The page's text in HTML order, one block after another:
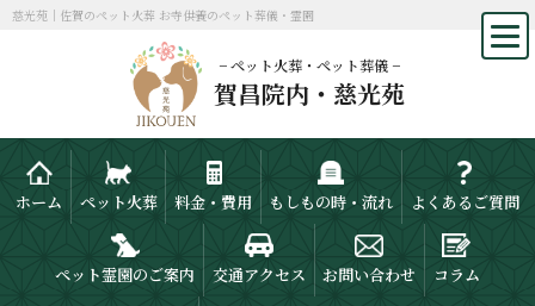
慈光苑｜佐賀のペット火葬 お寺供養のペット葬儀・霊園
− ペット火葬・ペット葬儀 −
賀昌院内・慈光苑
ホーム ペット火葬 料金・費用 もしもの時・流れ よくあるご質問
ペット霊園のご案内 交通アクセス お問い合わせ コラム